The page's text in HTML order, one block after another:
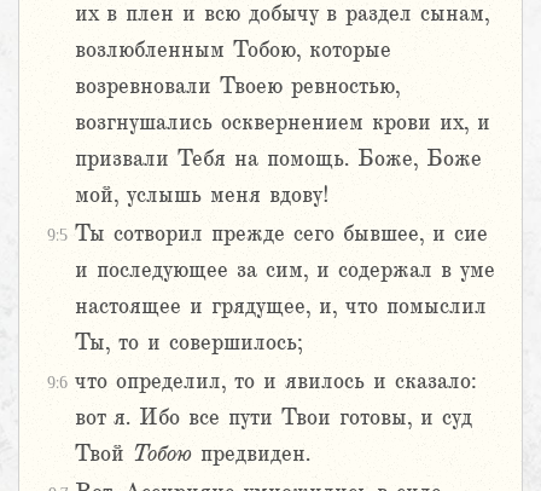
их в плен и всю добычу в раздел сынам,
возлюбленным Тобою, которые
возревновали Твоею ревностью,
возгнушались осквернением крови их, и
призвали Тебя на помощь. Боже, Боже
мой, услышь меня вдову!
9:5 Ты сотворил прежде сего бывшее, и сие
и последующее за сим, и содержал в уме
настоящее и грядущее, и, что помыслил
Ты, то и совершилось;
9:6 что определил, то и явилось и сказало:
вот я. Ибо все пути Твои готовы, и суд
Твой Тобою предвиден.